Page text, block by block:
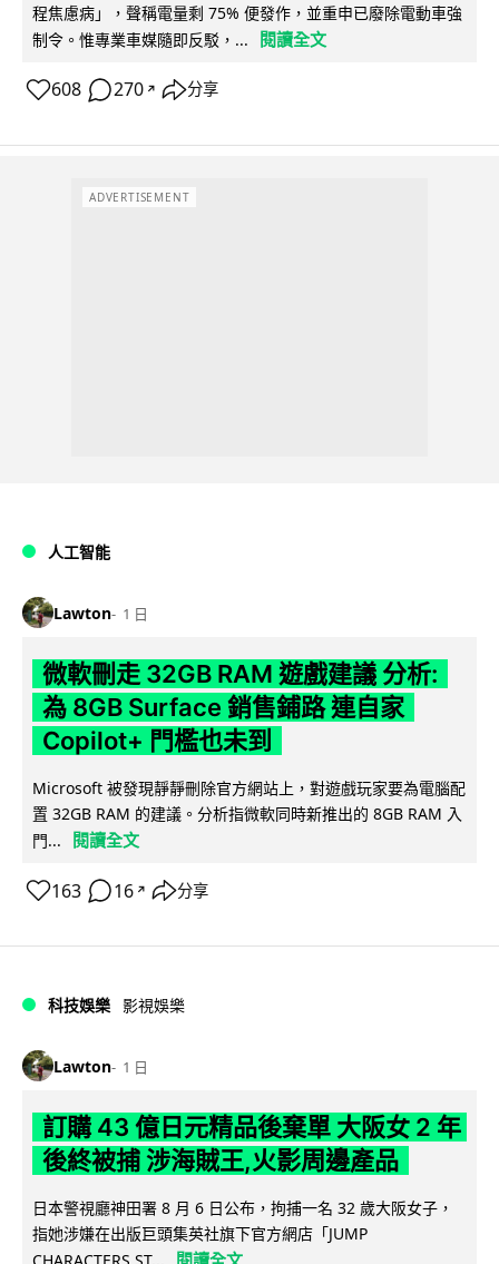
程焦慮病」，聲稱電量剩 75% 便發作，並重申已廢除電動車強
制令。惟專業車媒隨即反駁，...
閱讀全文
608 270 ↗ 分享
ADVERTISEMENT
人工智能
Lawton 1 日
微軟刪走 32GB RAM 遊戲建議 分析:
為 8GB Surface 銷售鋪路 連自家
Copilot+ 門檻也未到
Microsoft 被發現靜靜刪除官方網站上，對遊戲玩家要為電腦配
置 32GB RAM 的建議。分析指微軟同時新推出的 8GB RAM 入
門...
閱讀全文
163 16 ↗ 分享
科技娛樂 影視娛樂
Lawton 1 日
訂購 43 億日元精品後棄單 大阪女 2 年
後終被捕 涉海賊王,火影周邊產品
日本警視廳神田署 8 月 6 日公布，拘捕一名 32 歲大阪女子，
指她涉嫌在出版巨頭集英社旗下官方網店「JUMP